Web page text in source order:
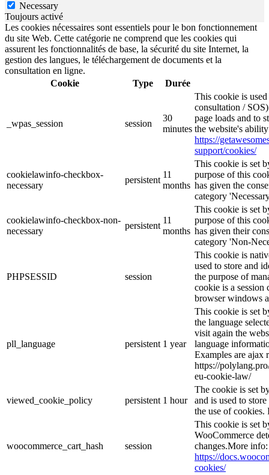
Necessary
Toujours activé
Les cookies nécessaires sont essentiels pour le bon fonctionnement
du site Web. Cette catégorie ne comprend que les cookies qui
assurent les fonctionnalités de base, la sécurité du site Internet, la
gestion des langues, le téléchargement de documents et la
consultation en ligne.
Cookie
Type Durée
_wpas_session session
30
minutes
This cookie is
consultation /
page loads and to
the website's
https://
support/cookies/
cookielawinfo-checkbox-
necessary
persistent
11
months
This cookie is set
purpose of this
has given the
category
cookielawinfo-checkbox-non-
necessary
persistent
11
months
This cookie is set
purpose of this
has given their
category 'Non-
PHPSESSID session
This cookie is
used to store and
the purpose of
cookie is a session
browser windows
pll_language persistent 1 year
This cookie is set
the language
visit again the
language
Examples are ajax
https://
eu-cookie-law/
viewed_cookie_policy persistent 1 hour
The cookie is set
and is used to
the use of cookies.
woocommerce_cart_hash session
This cookie is set
WooCommerce
changes.More info:
https://
cookies/